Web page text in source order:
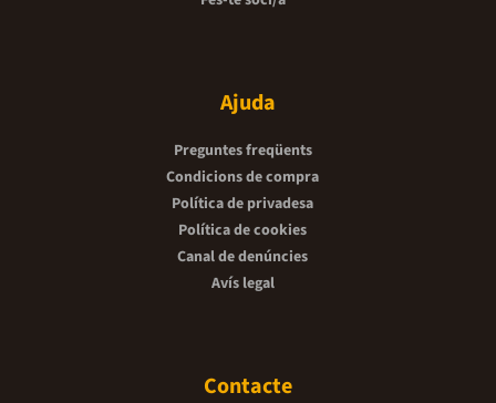
Ajuda
Preguntes freqüents
Condicions de compra
Política de privadesa
Política de cookies
Canal de denúncies
Avís legal
Contacte